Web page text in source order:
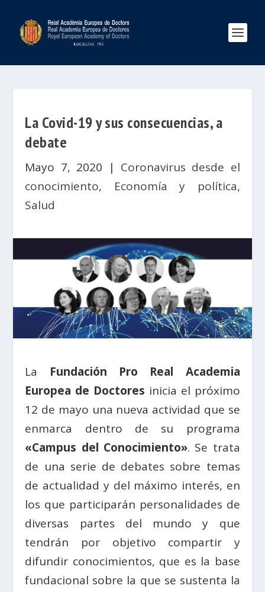
La Covid-19 y sus consecuencias, a
debate
Mayo 7, 2020 | Coronavirus desde el
conocimiento, Economía y política,
Salud
La Fundación Pro Real Academia
Europea de Doctores inicia el próximo
12 de mayo una nueva actividad que se
enmarca dentro de su programa
«Campus del Conocimiento». Se trata
de una serie de debates sobre temas
de actualidad y del máximo interés, en
los que participarán personalidades de
diversas partes del mundo y que
tendrán por objetivo compartir y
difundir conocimientos, que es la base
fundacional sobre la que se sustenta la